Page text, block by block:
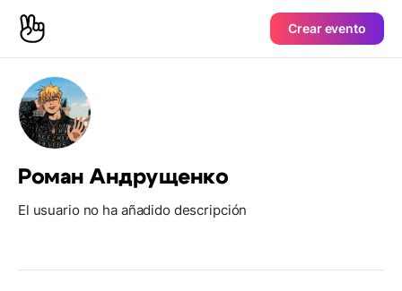
Crear evento
Роман Андрущенко
El usuario no ha añadido descripción